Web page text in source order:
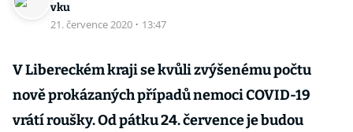
vku
21. července 2020 · 13:47
V Libereckém kraji se kvůli zvýšenému počtu
nově prokázaných případů nemoci COVID-19
vrátí roušky. Od pátku 24. července je budou